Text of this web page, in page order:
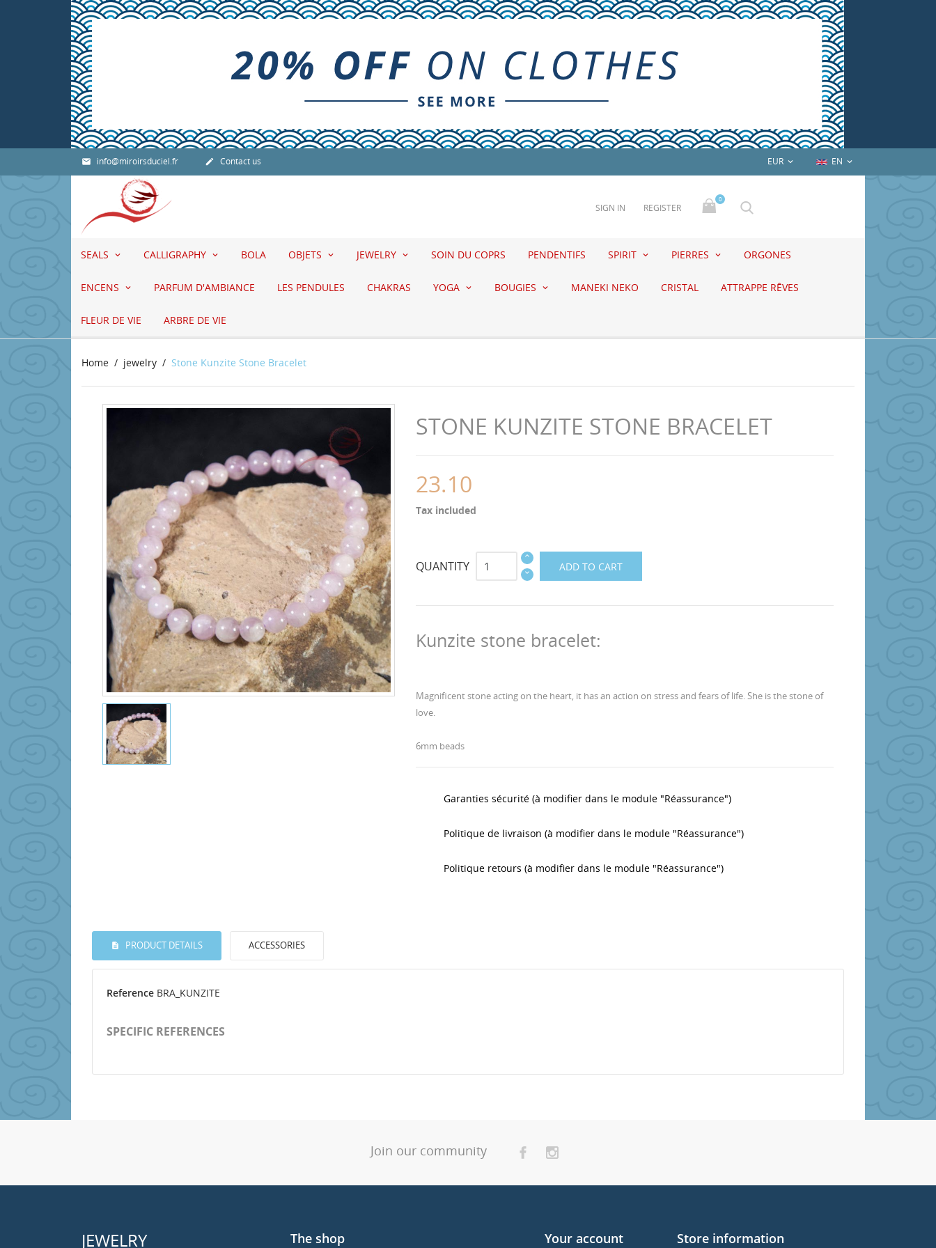
 info@miroirsduciel.fr  Contact us EUR  EN 
SIGN IN REGISTER
0
SEALS CALLIGRAPHY BOLA OBJETS JEWELRY SOIN DU COPRS PENDENTIFS SPIRIT PIERRES ORGONES
ENCENS PARFUM D'AMBIANCE LES PENDULES CHAKRAS YOGA BOUGIES MANEKI NEKO CRISTAL ATTRAPPE RÊVES
FLEUR DE VIE ARBRE DE VIE
Home jewelry Stone Kunzite Stone Bracelet
STONE KUNZITE STONE BRACELET
23.10
Tax included
QUANTITY ADD TO CART
Kunzite stone bracelet:
Magnificent stone acting on the heart, it has an action on stress and fears of life. She is the stone of
love.
6mm beads
Garanties sécurité (à modifier dans le module "Réassurance")
Politique de livraison (à modifier dans le module "Réassurance")
Politique retours (à modifier dans le module "Réassurance")
PRODUCT DETAILS ACCESSORIES
Reference BRA_KUNZITE
SPECIFIC REFERENCES
Join our community
JEWELRY The shop Your account Store information